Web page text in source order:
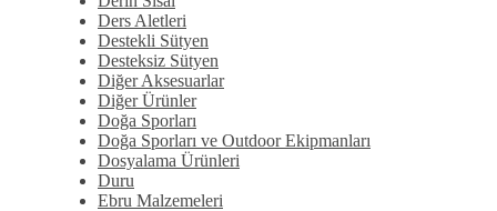
Ders Aletleri
Destekli Sütyen
Desteksiz Sütyen
Diğer Aksesuarlar
Diğer Ürünler
Doğa Sporları
Doğa Sporları ve Outdoor Ekipmanları
Dosyalama Ürünleri
Duru
Ebru Malzemeleri